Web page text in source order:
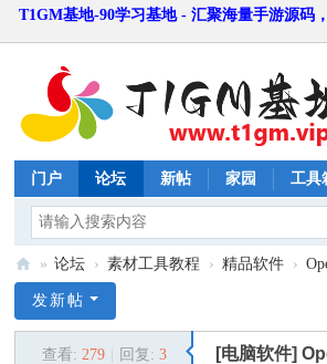
T1GM基地-90学习基地 - 汇聚海量手游源码
门户 论坛 新帖 家园 工具
1
» 论坛 › 素材工具教程 › 精品软件 ›
发新帖
查看: 279 回复: 3 [电脑软件]